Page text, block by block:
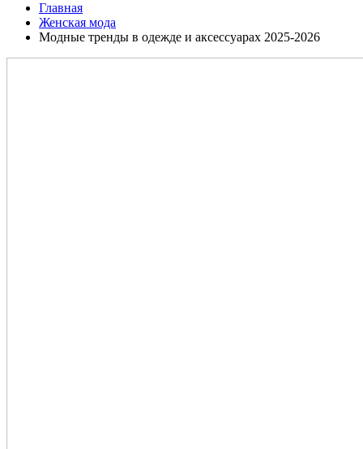
Главная
Женская мода
Модные тренды в одежде и аксессуарах 2025-2026